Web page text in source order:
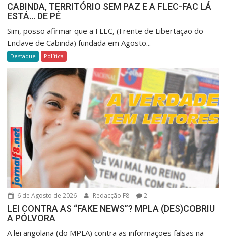
CABINDA, TERRITÓRIO SEM PAZ E A FLEC-FAC LÁ
ESTÁ… DE PÉ
Sim, posso afirmar que a FLEC, (Frente de Libertação do
Enclave de Cabinda) fundada em Agosto...
Destaque Política
6 de Agosto de 2026 Redacção F8 2
LEI CONTRA AS “FAKE NEWS”? MPLA (DES)COBRIU
A PÓLVORA
A lei angolana (do MPLA) contra as informações falsas na